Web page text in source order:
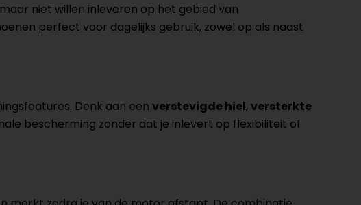
niet willen inleveren op het gebied van
perfect voor dagelijks gebruik, zowel op als naast
Denk aan een verstevigde hiel, versterkte
bescherming zonder dat je inlevert op flexibiliteit of